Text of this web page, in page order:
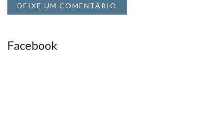
DEIXE UM COMENTÁRIO
Facebook